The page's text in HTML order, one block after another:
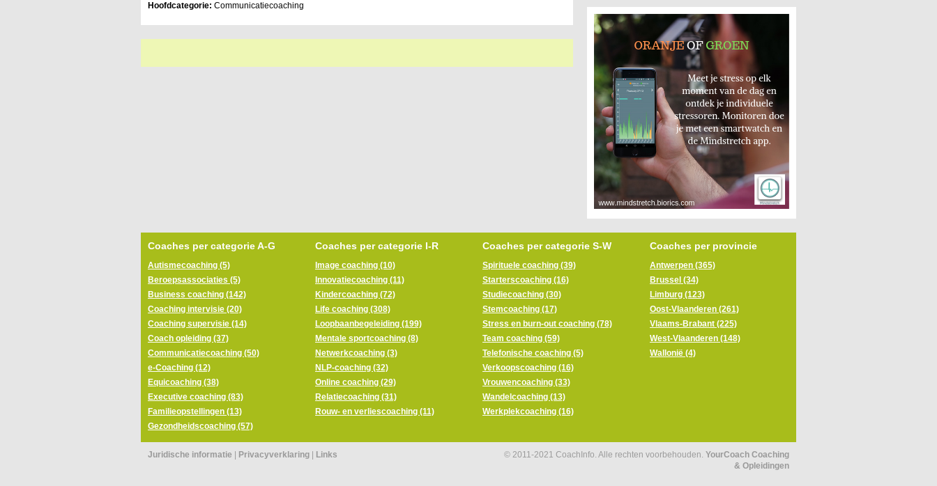
Hoofdcategorie: Communicatiecoaching
Coaches per categorie A-G
Autismecoaching (5)
Beroepsassociaties (5)
Business coaching (142)
Coaching intervisie (20)
Coaching supervisie (14)
Coach opleiding (37)
Communicatiecoaching (50)
e-Coaching (12)
Equicoaching (38)
Executive coaching (83)
Familieopstellingen (13)
Gezondheidscoaching (57)
Coaches per categorie I-R
Image coaching (10)
Innovatiecoaching (11)
Kindercoaching (72)
Life coaching (308)
Loopbaanbegeleiding (199)
Mentale sportcoaching (8)
Netwerkcoaching (3)
NLP-coaching (32)
Online coaching (29)
Relatiecoaching (31)
Rouw- en verliescoaching (11)
Coaches per categorie S-W
Spirituele coaching (39)
Starterscoaching (16)
Studiecoaching (30)
Stemcoaching (17)
Stress en burn-out coaching (78)
Team coaching (59)
Telefonische coaching (5)
Verkoopscoaching (16)
Vrouwencoaching (33)
Wandelcoaching (13)
Werkplekcoaching (16)
Coaches per provincie
Antwerpen (365)
Brussel (34)
Limburg (123)
Oost-Vlaanderen (261)
Vlaams-Brabant (225)
West-Vlaanderen (148)
Wallonië (4)
Juridische informatie Privacyverklaring Links © 2011-2021 CoachInfo. Alle rechten voorbehouden. YourCoach Coaching
& Opleidingen